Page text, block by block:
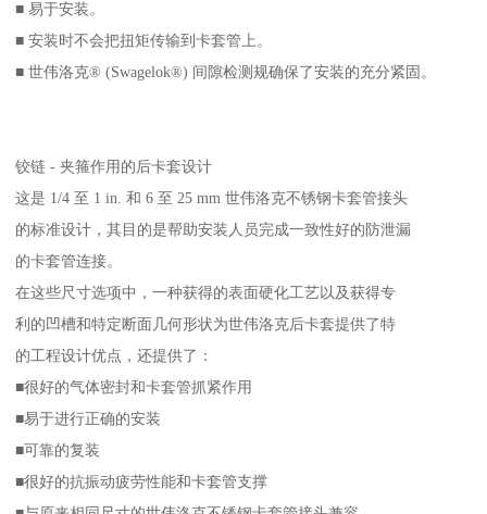
■ 易于安装。
■ 安装时不会把扭矩传输到卡套管上。
■ 世伟洛克® (Swagelok®) 间隙检测规确保了安装的充分紧固。
铰链 - 夹箍作用的后卡套设计
这是 1/4 至 1 in. 和 6 至 25 mm 世伟洛克不锈钢卡套管接头
的标准设计，其目的是帮助安装人员完成一致性好的防泄漏
的卡套管连接。
在这些尺寸选项中，一种获得的表面硬化工艺以及获得专
利的凹槽和特定断面几何形状为世伟洛克后卡套提供了特
的工程设计优点，还提供了：
■很好的气体密封和卡套管抓紧作用
■易于进行正确的安装
■可靠的复装
■很好的抗振动疲劳性能和卡套管支撑